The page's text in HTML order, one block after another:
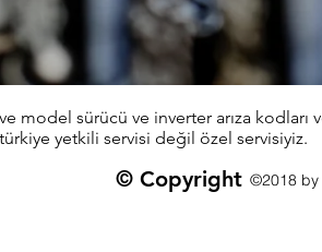
model sürücü ve inverter arıza
yetkili servisi değil özel servisiyiz.
©2018 by
© Copyright